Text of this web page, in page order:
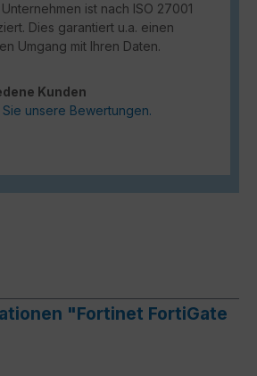
ist nach ISO 27001
Dies garantiert u.a. einen
Umgang mit Ihren Daten.
Kunden
Sie unsere Bewertungen.
"Fortinet FortiGate